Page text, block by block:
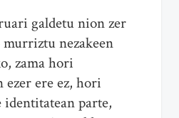
galdetu nion zer
nezakeen
zama hori
ere ez, hori
parte,